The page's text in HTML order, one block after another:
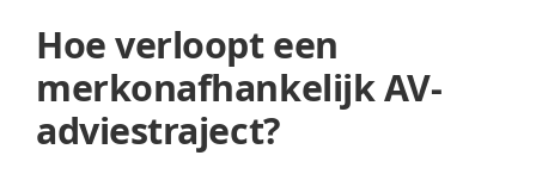
Hoe verloopt een
merkonafhankelijk AV-
adviestraject?